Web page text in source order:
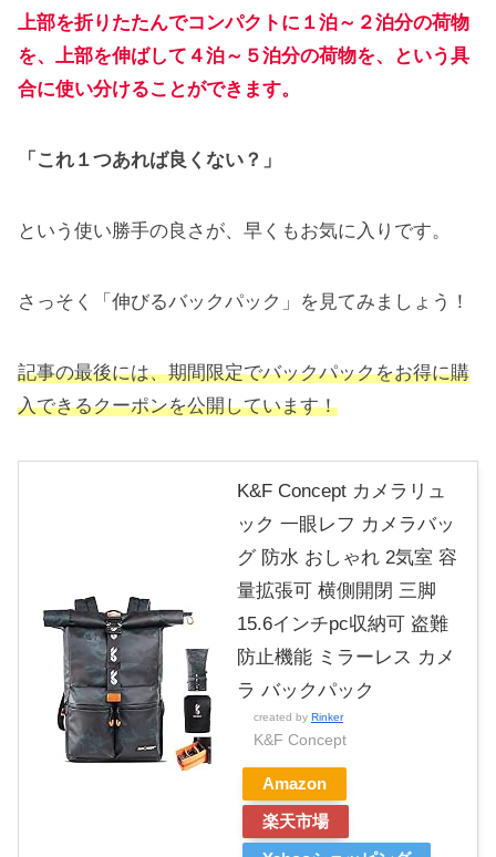
上部を折りたたんでコンパクトに１泊～２泊分の荷物
を、上部を伸ばして４泊～５泊分の荷物を、という具
合に使い分けることができます。
「これ１つあれば良くない？」
という使い勝手の良さが、早くもお気に入りです。
さっそく「伸びるバックパック」を見てみましょう！
記事の最後には、期間限定でバックパックをお得に購
入できるクーポンを公開しています！
K&F Concept カメラリュ
ック 一眼レフ カメラバッ
グ 防水 おしゃれ 2気室 容
量拡張可 横側開閉 三脚
15.6インチpc収納可 盗難
防止機能 ミラーレス カメ
ラ バックパック
created by Rinker
K&F Concept
Amazon
楽天市場